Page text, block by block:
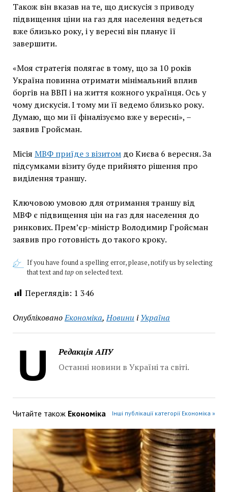
Також він вказав на те, що дискусія з приводу
підвищення ціни на газ для населення ведеться
вже близько року, і у вересні він планує її
завершити.
«Моя стратегія полягає в тому, що за 10 років
Україна повинна отримати мінімальний вплив
боргів на ВВП і на життя кожного українця. Ось у
чому дискусія. І тому ми її ведемо близько року.
Думаю, що ми її фіналізуємо вже у вересні», –
заявив Гройсман.
Місія МВФ приїде з візитомдо Києва 6 вересня. За
підсумками візиту буде прийнято рішення про
виділення траншу.
Ключовою умовою для отримання траншу від
МВФ є підвищення цін на газ для населення до
ринкових. Прем’єр-міністр Володимир Гройсман
заявив про готовність до такого кроку.
If you have found a spelling error, please, notify us by selecting
that text andtapon selected text.
Переглядів: 1 346
ОпублікованоЕкономіка,Новини іУкраїна
Редакція АПУ
Останні новини в Україні та світі.
Читайте також Економіка Інші публікації категорії Економіка »